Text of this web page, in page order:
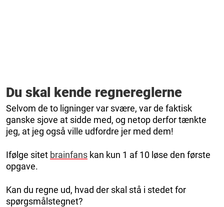
Du skal kende regnereglerne
Selvom de to ligninger var svære, var de faktisk
ganske sjove at sidde med, og netop derfor tænkte
jeg, at jeg også ville udfordre jer med dem!
Ifølge sitet brainfans kan kun 1 af 10 løse den første
opgave.
Kan du regne ud, hvad der skal stå i stedet for
spørgsmålstegnet?